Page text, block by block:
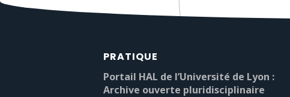
PRATIQUE
Portail HAL de l’Université de Lyon :
Archive ouverte pluridisciplinaire